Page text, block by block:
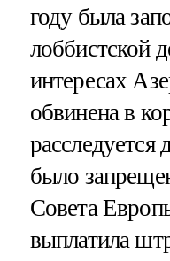
году была
лоббистской
интересах
обвинена в
расследуется
было
Совета
выплатила